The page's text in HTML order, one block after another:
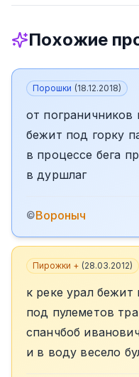
Похожие
Порошки (18.12.2018)
от пограничников
бежит под горку
в процессе бега
в дуршлаг
©Вороныч
Пирожки + (28.03.2012)
к реке урал
под пулеметов
спанчбоб
и в воду весело